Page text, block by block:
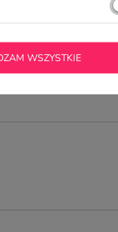
WSZYSTKIE